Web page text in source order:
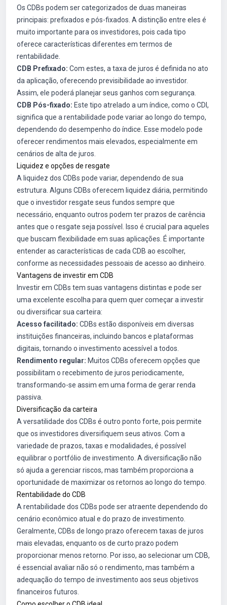
Os CDBs podem ser categorizados de duas maneiras
principais: prefixados e pós-fixados. A distinção entre eles é
muito importante para os investidores, pois cada tipo
oferece características diferentes em termos de
rentabilidade.
CDB Prefixado: Com estes, a taxa de juros é definida no ato
da aplicação, oferecendo previsibilidade ao investidor.
Assim, ele poderá planejar seus ganhos com segurança.
CDB Pós-fixado: Este tipo atrelado a um índice, como o CDI,
significa que a rentabilidade pode variar ao longo do tempo,
dependendo do desempenho do índice. Esse modelo pode
oferecer rendimentos mais elevados, especialmente em
cenários de alta de juros.
Liquidez e opções de resgate
A liquidez dos CDBs pode variar, dependendo de sua
estrutura. Alguns CDBs oferecem liquidez diária, permitindo
que o investidor resgate seus fundos sempre que
necessário, enquanto outros podem ter prazos de carência
antes que o resgate seja possível. Isso é crucial para aqueles
que buscam flexibilidade em suas aplicações. É importante
entender as características de cada CDB ao escolher,
conforme as necessidades pessoais de acesso ao dinheiro.
Vantagens de investir em CDB
Investir em CDBs tem suas vantagens distintas e pode ser
uma excelente escolha para quem quer começar a investir
ou diversificar sua carteira:
Acesso facilitado: CDBs estão disponíveis em diversas
instituições financeiras, incluindo bancos e plataformas
digitais, tornando o investimento acessível a todos.
Rendimento regular: Muitos CDBs oferecem opções que
possibilitam o recebimento de juros periodicamente,
transformando-se assim em uma forma de gerar renda
passiva.
Diversificação da carteira
A versatilidade dos CDBs é outro ponto forte, pois permite
que os investidores diversifiquem seus ativos. Com a
variedade de prazos, taxas e modalidades, é possível
equilibrar o portfólio de investimento. A diversificação não
só ajuda a gerenciar riscos, mas também proporciona a
oportunidade de maximizar os retornos ao longo do tempo.
Rentabilidade do CDB
A rentabilidade dos CDBs pode ser atraente dependendo do
cenário econômico atual e do prazo de investimento.
Geralmente, CDBs de longo prazo oferecem taxas de juros
mais elevadas, enquanto os de curto prazo podem
proporcionar menos retorno. Por isso, ao selecionar um CDB,
é essencial avaliar não só o rendimento, mas também a
adequação do tempo de investimento aos seus objetivos
financeiros futuros.